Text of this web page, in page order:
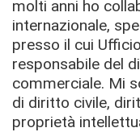
molti anni ho
internazionale,
presso il cui
responsabile del
commerciale. Mi
di diritto civile,
proprietà